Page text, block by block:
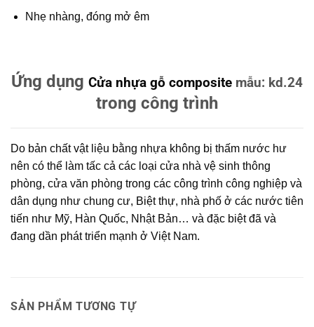
Nhẹ nhàng, đóng mở êm
Ứng dụng Cửa nhựa gỗ composite mẫu: kd.24
trong công trình
Do bản chất vật liệu bằng nhựa không bị thấm nước hư
nên có thể làm tấc cả các loại cửa nhà vệ sinh thông
phòng, cửa văn phòng trong các công trình công nghiệp và
dân dụng như chung cư, Biệt thự, nhà phố ở các nước tiên
tiến như Mỹ, Hàn Quốc, Nhật Bản… và đặc biệt đã và
đang dần phát triển mạnh ở Việt Nam.
SẢN PHẨM TƯƠNG TỰ